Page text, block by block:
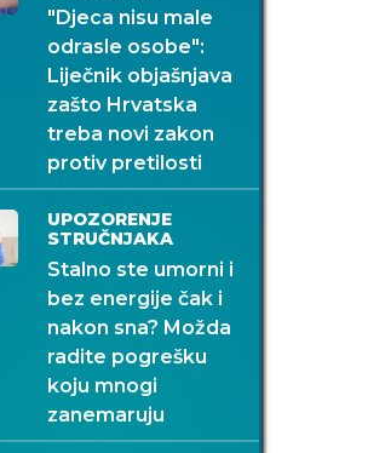
"Djeca nisu male
odrasle osobe":
Liječnik objašnjava
zašto Hrvatska
treba novi zakon
protiv pretilosti
UPOZORENJE
STRUČNJAKA
Stalno ste umorni i
bez energije čak i
nakon sna? Možda
radite pogrešku
koju mnogi
zanemaruju